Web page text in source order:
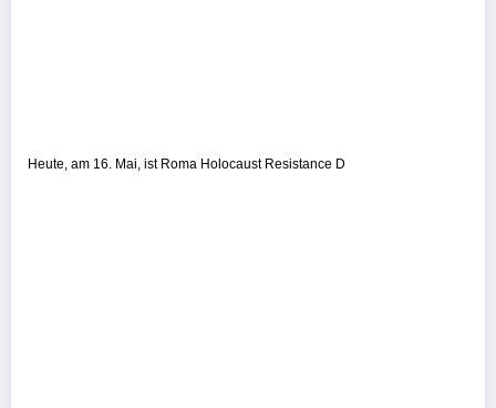
Heute, am 16. Mai, ist Roma Holocaust Resistance D